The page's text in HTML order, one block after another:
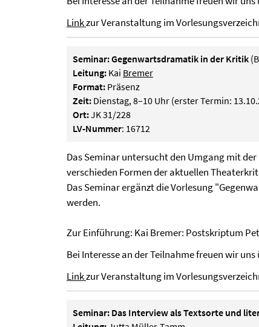
Linkzur Veranstaltung im
Seminar: Gegenwartsdramatik in der Kritik
Leitung: Kai Bremer
Format: Präsenz
Zeit: Dienstag, 8–10 Uhr (erster Termin:
Ort:JK 31/228
LV-Nummer: 16712
Das Seminar untersucht den Umgang mit
verschieden Formen der aktuellen
Das Seminar ergänzt die Vorlesung
werden.
Zur Einführung: Kai Bremer: Postskriptum
Bei Interesse an der Teilnahme freuen wir
Linkzur Veranstaltung im
Seminar: Das Interview als Textsorte und